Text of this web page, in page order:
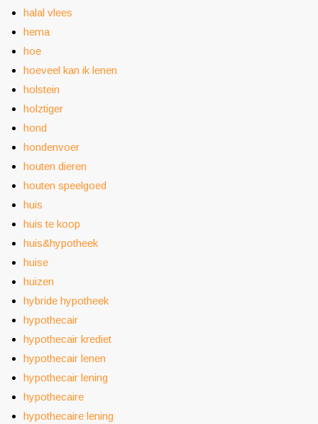
halal vlees
hema
hoe
hoeveel kan ik lenen
holstein
holztiger
hond
hondenvoer
houten dieren
houten speelgoed
huis
huis te koop
huis&hypotheek
huise
huizen
hybride hypotheek
hypothecair
hypothecair krediet
hypothecair lenen
hypothecair lening
hypothecaire
hypothecaire lening